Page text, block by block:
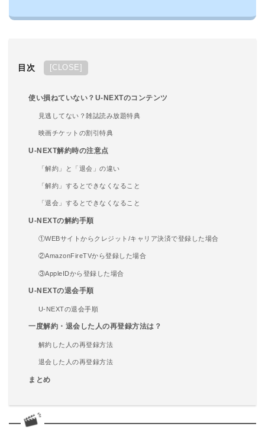
目次 CLOSE
使い損ねていない？U-NEXTのコンテンツ
見逃してない？雑誌読み放題特典
映画チケットの割引特典
U-NEXT解約時の注意点
「解約」と「退会」の違い
「解約」するとできなくなること
「退会」するとできなくなること
U-NEXTの解約手順
①WEBサイトからクレジット/キャリア決済で登録した場合
②AmazonFireTVから登録した場合
③AppleIDから登録した場合
U-NEXTの退会手順
U-NEXTの退会手順
一度解約・退会した人の再登録方法は？
解約した人の再登録方法
退会した人の再登録方法
まとめ